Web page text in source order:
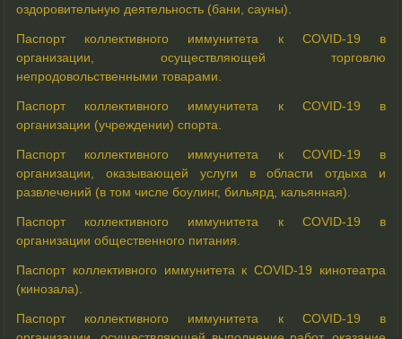
оздоровительную деятельность (бани, сауны).
Паспорт коллективного иммунитета к COVID-19 в
организации, осуществляющей торговлю
непродовольственными товарами.
Паспорт коллективного иммунитета к COVID-19 в
организации (учреждении) спорта.
Паспорт коллективного иммунитета к COVID-19 в
организации, оказывающей услуги в области отдыха и
развлечений (в том числе боулинг, бильярд, кальянная).
Паспорт коллективного иммунитета к COVID-19 в
организации общественного питания.
Паспорт коллективного иммунитета к COVID-19 кинотеатра
(кинозала).
Паспорт коллективного иммунитета к COVID-19 в